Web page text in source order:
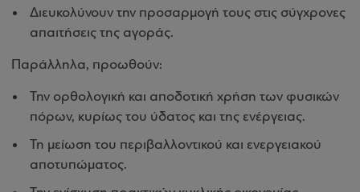
Διευκολύνουν την προσαρμογή τους στις σύγχρονες
απαιτήσεις της αγοράς.
Παράλληλα, προωθούν:
Την ορθολογική και αποδοτική χρήση των φυσικών
πόρων, κυρίως του ύδατος και της ενέργειας.
Τη μείωση του περιβαλλοντικού και ενεργειακού
αποτυπώματος.